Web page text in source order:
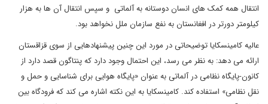
انتقال همه کمک های انسان دوستانه به آلماتی و سپس انتقال آن ها به هزار
کیلومتر دورتر در افغانستان به نفع سازمان ملل نخواهد بود.
عالیه کامینسکایا توضیحاتی در مورد این چنین پیشنهادهایی از سوی قزاقستان
ارائه می دهد: به نظر می رسد، این احتمال وجود دارد که پنتاگون قصد دارد از
کانون-پایگاه نظامی در آلماتی به عنوان «پایگاه هوایی برای شناسایی و حمل و
نقل نظامی» استفاده کند. کامینسکایا به این نکته اشاره می کند که فرودگاه بین